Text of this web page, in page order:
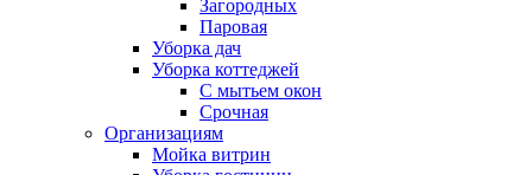
Загородных
Паровая
Уборка дач
Уборка коттеджей
С мытьем окон
Срочная
Организациям
Мойка витрин